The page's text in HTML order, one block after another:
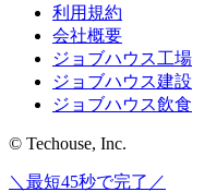
利用規約
会社概要
ジョブハウス工場
ジョブハウス建設
ジョブハウス飲食
© Techouse, Inc.
＼最短45秒で完了／